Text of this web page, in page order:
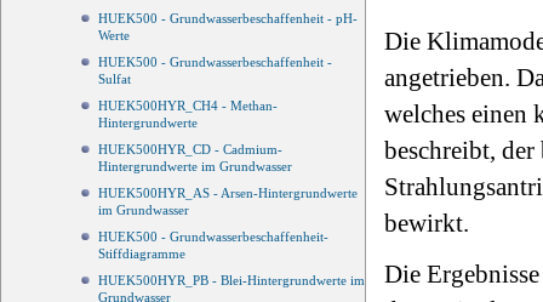
HUEK500 - Grundwasserbeschaffenheit - pH-
Werte
HUEK500 - Grundwasserbeschaffenheit -
Sulfat
HUEK500HYR_CH4 - Methan-
Hintergrundwerte
HUEK500HYR_CD - Cadmium-
Hintergrundwerte im Grundwasser
HUEK500HYR_AS - Arsen-Hintergrundwerte
im Grundwasser
HUEK500 - Grundwasserbeschaffenheit-
Stiffdiagramme
HUEK500HYR_PB - Blei-Hintergrundwerte im
Die
angetrieben.
welches einen
beschreibt, der
bewirkt.
Die